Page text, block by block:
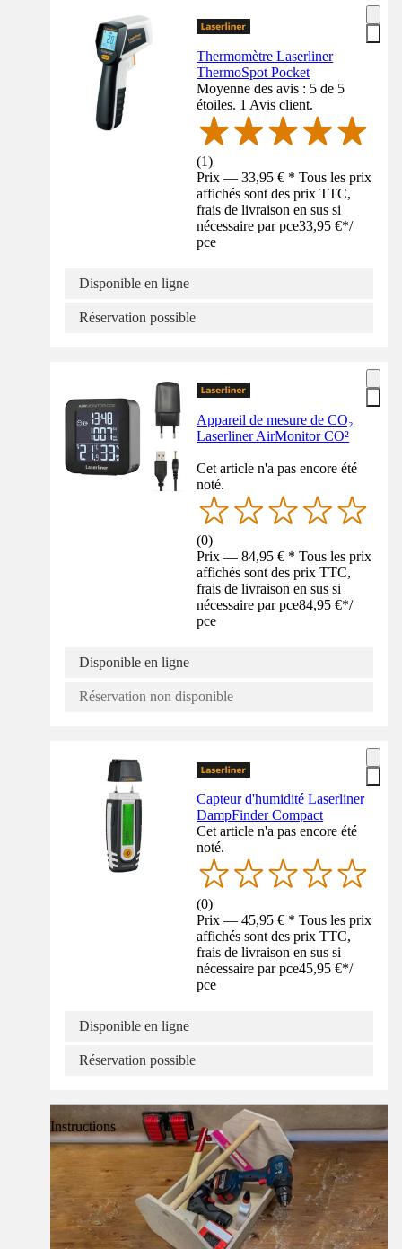
Thermomètre Laserliner
ThermoSpot Pocket
Moyenne des avis : 5 de 5
étoiles. 1 Avis client.
(1)
Prix — 33,95 € * Tous les prix
affichés sont des prix TTC,
frais de livraison en sus si
nécessaire par pce33,95 €*/
pce
Disponible en ligne
Réservation possible
Appareil de mesure de CO₂
Laserliner AirMonitor CO²
Cet article n'a pas encore été
noté.
(0)
Prix — 84,95 € * Tous les prix
affichés sont des prix TTC,
frais de livraison en sus si
nécessaire par pce84,95 €*/
pce
Disponible en ligne
Réservation non disponible
Capteur d'humidité Laserliner
DampFinder Compact
Cet article n'a pas encore été
noté.
(0)
Prix — 45,95 € * Tous les prix
affichés sont des prix TTC,
frais de livraison en sus si
nécessaire par pce45,95 €*/
pce
Disponible en ligne
Réservation possible
Instructions